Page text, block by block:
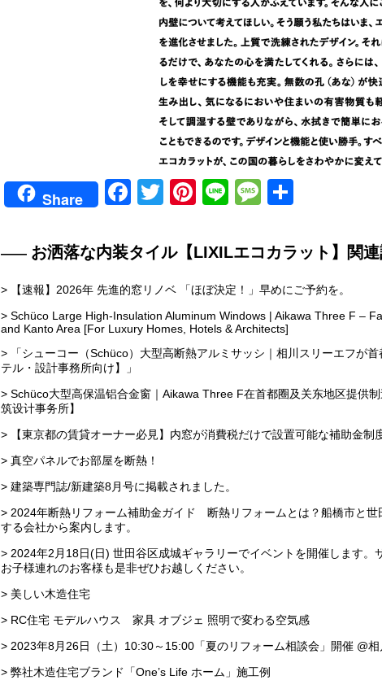
Share Facebook
TwitterPinterest
LineMessage
お洒落な内装タイル【LIXILエコカラット】関
> 【速報】2026年 先進的窓リノベ 「ほぼ決定！」早めにご予約を。
> Schüco Large High-Insulation Aluminum Windows | Aikawa Three F –
and Kanto Area [For Luxury Homes, Hotels & Architects]
> 「シューコー（Schüco）大型高断熱アルミサッシ｜相川スリーエフが
テル・設計事務所向け】」
> Schüco大型高保温铝合金窗｜Aikawa Three F在首都圈及关东地区提供
筑设计事务所】
> 【東京都の賃貸オーナー必見】内窓が消費税だけで設置可能な補助金制
> 真空パネルでお部屋を断熱！
> 建築専門誌/新建築8月号に掲載されました。
> 2024年断熱リフォーム補助金ガイド 断熱リフォームとは？船橋市と世
する会社から案内します。
> 2024年2月18日(日) 世田谷区成城ギャラリーでイベントを開催します。
お子様連れのお客様も是非ぜひお越しください。
> 美しい木造住宅
> RC住宅 モデルハウス 家具 オブジェ 照明で変わる空気感
> 2023年8月26日（土）10:30～15:00「夏のリフォーム相談会」開催 @
> 弊社木造住宅ブランド「One’s Life ホーム」施工例